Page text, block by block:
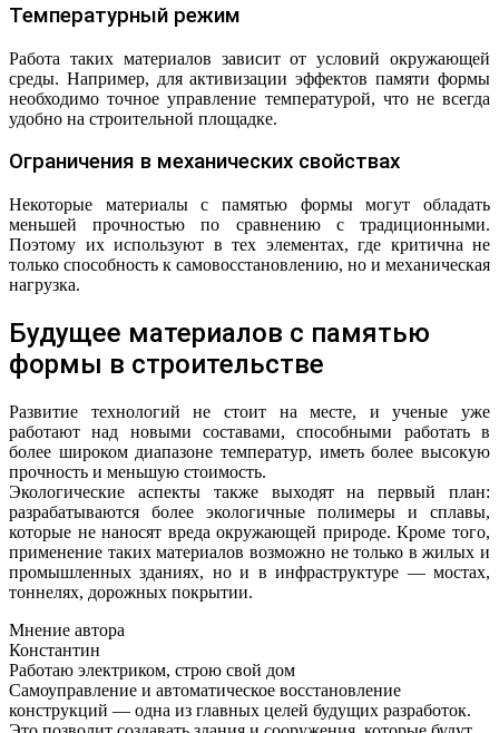
Температурный режим
Работа таких материалов зависит от условий окружающей
среды. Например, для активизации эффектов памяти формы
необходимо точное управление температурой, что не всегда
удобно на строительной площадке.
Ограничения в механических свойствах
Некоторые материалы с памятью формы могут обладать
меньшей прочностью по сравнению с традиционными.
Поэтому их используют в тех элементах, где критична не
только способность к самовосстановлению, но и механическая
нагрузка.
Будущее материалов с памятью
формы в строительстве
Развитие технологий не стоит на месте, и ученые уже
работают над новыми составами, способными работать в
более широком диапазоне температур, иметь более высокую
прочность и меньшую стоимость.
Экологические аспекты также выходят на первый план:
разрабатываются более экологичные полимеры и сплавы,
которые не наносят вреда окружающей природе. Кроме того,
применение таких материалов возможно не только в жилых и
промышленных зданиях, но и в инфраструктуре — мостах,
тоннелях, дорожных покрытии.
Мнение автора
Константин
Работаю электриком, строю свой дом
Самоуправление и автоматическое восстановление
конструкций — одна из главных целей будущих разработок.